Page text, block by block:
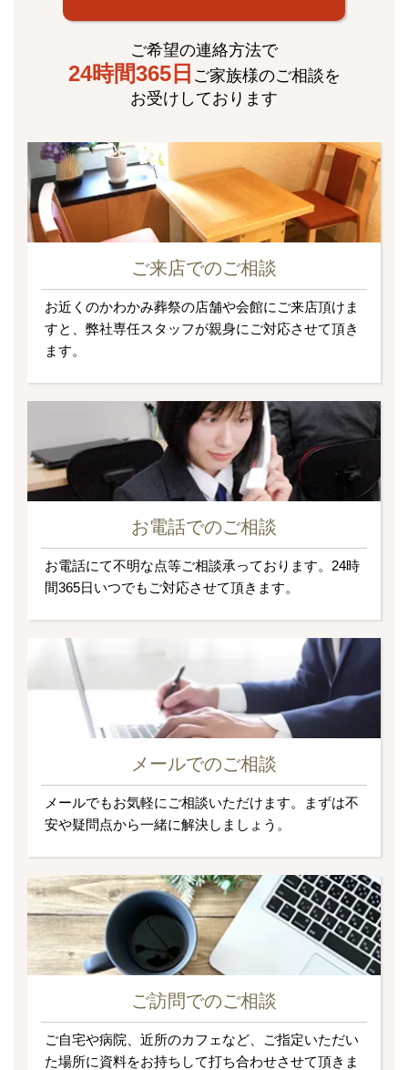
ご希望の連絡方法で
24時間365日 ご家族様のご相談を
お受けしております
ご来店でのご相談
お近くのかわかみ葬祭の店舗や会館にご来店頂けま
すと、弊社専任スタッフが親身にご対応させて頂き
ます。
お電話でのご相談
お電話にて不明な点等ご相談承っております。24時
間365日いつでもご対応させて頂きます。
メールでのご相談
メールでもお気軽にご相談いただけます。まずは不
安や疑問点から一緒に解決しましょう。
ご訪問でのご相談
ご自宅や病院、近所のカフェなど、ご指定いただい
た場所に資料をお持ちして打ち合わせさせて頂きま